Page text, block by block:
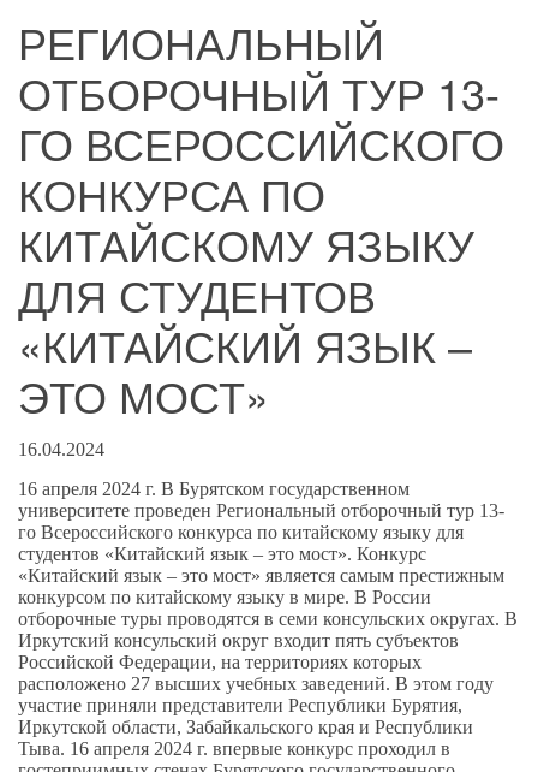
РЕГИОНАЛЬНЫЙ
ОТБОРОЧНЫЙ ТУР 13-
ГО ВСЕРОССИЙСКОГО
КОНКУРСА ПО
КИТАЙСКОМУ ЯЗЫКУ
ДЛЯ СТУДЕНТОВ
«КИТАЙСКИЙ ЯЗЫК –
ЭТО МОСТ»
16.04.2024
16 апреля 2024 г. В Бурятском государственном
университете проведен Региональный отборочный тур 13-
го Всероссийского конкурса по китайскому языку для
студентов «Китайский язык – это мост». Конкурс
«Китайский язык – это мост» является самым престижным
конкурсом по китайскому языку в мире. В России
отборочные туры проводятся в семи консульских округах. В
Иркутский консульский округ входит пять субъектов
Российской Федерации, на территориях которых
расположено 27 высших учебных заведений. В этом году
участие приняли представители Республики Бурятия,
Иркутской области, Забайкальского края и Республики
Тыва. 16 апреля 2024 г. впервые конкурс проходил в